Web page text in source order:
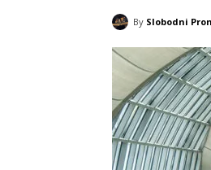
By Slobodni